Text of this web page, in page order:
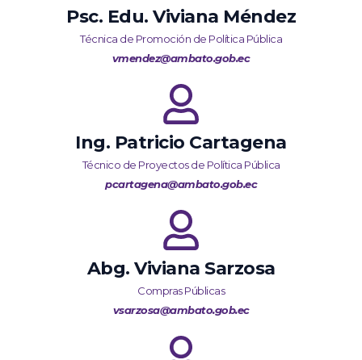
Psc. Edu. Viviana Méndez
Técnica de Promoción de Política Pública
vmendez@ambato.gob.ec
Ing. Patricio Cartagena
Técnico de Proyectos de Política Pública
pcartagena@ambato.gob.ec
Abg. Viviana Sarzosa
Compras Públicas
vsarzosa@ambato.gob.ec